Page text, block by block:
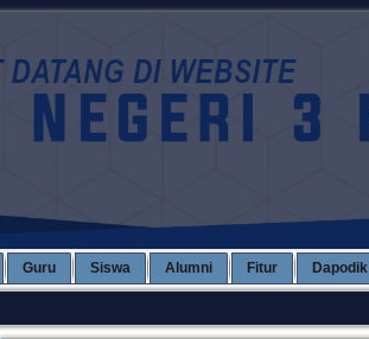
Guru Siswa Alumni Fitur Dapodik